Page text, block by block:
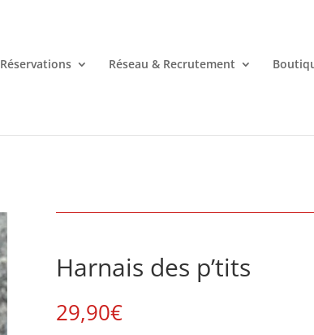
Réservations Réseau & Recrutement
Harnais des p’tits
29,90€